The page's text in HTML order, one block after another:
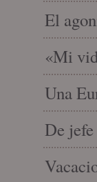
El
«Mi
Una
De